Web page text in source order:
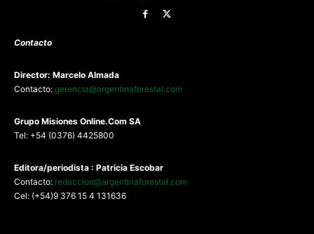
Contacto
Director: Marcelo Almada
Contacto: gerencia@argentinaforestal.com
Grupo Misiones Online.Com SA
Tel: +54 (0376) 4425800
Editora/periodista : Patricia Escobar
Contacto: redaccion@argentinaforestal.com
Cel: (+54)9 376 15 4 131636